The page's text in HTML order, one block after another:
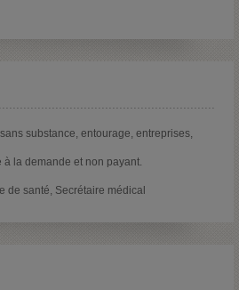
substance, entourage, entreprises,
la demande et non payant.
de santé, Secrétaire médical